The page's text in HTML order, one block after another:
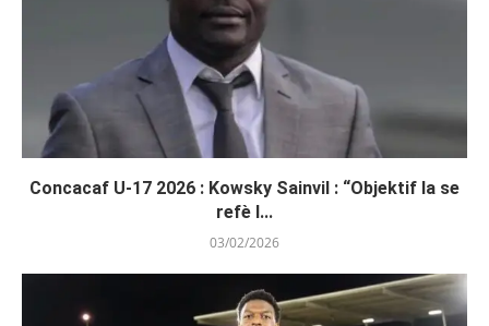
Concacaf U-17 2026 : Kowsky Sainvil : “Objektif la se
refè l...
03/02/2026